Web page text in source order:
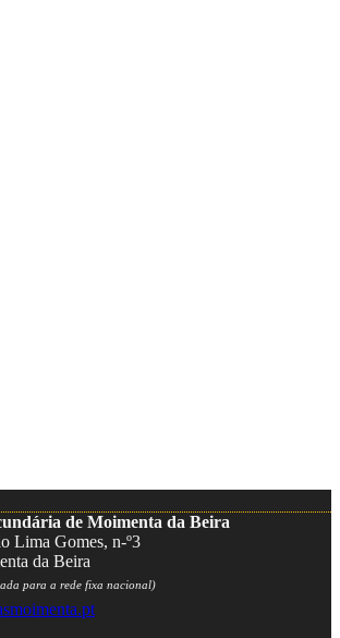
de Moimenta da Beira
Lima Gomes, n-º3
da Beira
para a rede fixa nacional)